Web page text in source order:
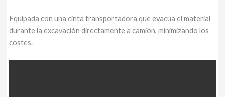
Equipada con una cinta transportadora que evacua el material
durante la excavación directamente a camión, minimizando los
costes.